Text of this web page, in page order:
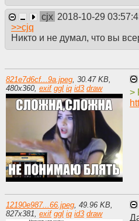
cjx 2018-10-29
>>cjq
Никто и не думал, что вы
821e7d6cf...9a.jpeg 30.47 KB
480x360 exif ggl iq id3 draw
>
12190e987...66.jpeg 49.96 KB
827x381 exif ggl iq id3 draw